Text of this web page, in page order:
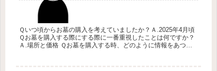
Ｑいつ頃からお墓の購入を考えていましたか？Ａ.2025年4月頃
Ｑお墓を購入する際にする際に一番重視したことは何ですか？
Ａ.場所と価格 Ｑお墓を購入する時、どのように情報をあつめ